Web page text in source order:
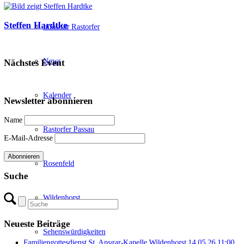
Infos für Rastorfer
News
Kalender
Rastorfer Passau
Rosenfeld
Wildenhorst
Sehenswürdigkeiten
Steffen Hardtke
Nächstes Event
Newsletter abonnieren
Name
E-Mail-Adresse
Suche
Neueste Beiträge